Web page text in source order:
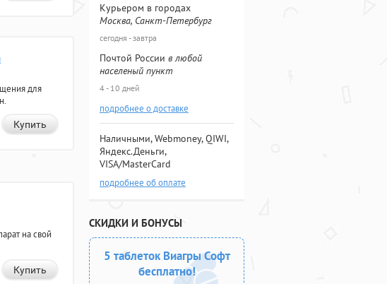
для
Купить
на свой
Купить
Курьером в городах
Москва, Санкт-Петербург
сегодня - завтра
Почтой России в любой
населеный пункт
4 - 10 дней
подробнее о доставке
Наличными, Webmoney, QIWI,
Яндекс.Деньги,
VISA/MasterCard
подробнее об оплате
СКИДКИ И БОНУСЫ
5 таблеток Виагры Софт
бесплатно!